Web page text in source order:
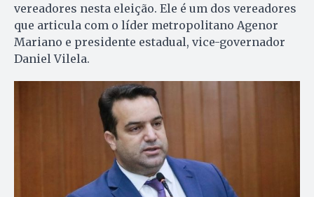
vereadores nesta eleição. Ele é um dos vereadores
que articula com o líder metropolitano Agenor
Mariano e presidente estadual, vice-governador
Daniel Vilela.